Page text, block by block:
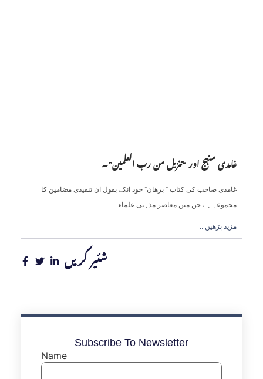
غامدی منہج اور “تنزیل من رب العلمین”۔
غامدی صاحب کی کتاب ” برھان” خود انکے بقول ان تنقیدی مضامین کا
مجموعہ ہے جن میں معاصر مذہبی علماء
.. مزید پڑھیں
شئیر کریں
Subscribe To Newsletter
Name